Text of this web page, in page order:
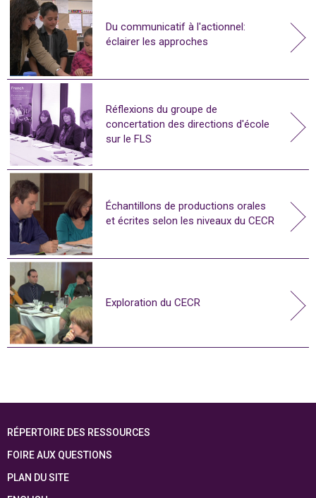
Du communicatif à l'actionnel:
éclairer les approches
Réflexions du groupe de
concertation des directions d'école
sur le FLS
Échantillons de productions orales
et écrites selon les niveaux du CECR
Exploration du CECR
RÉPERTOIRE DES RESSOURCES
FOIRE AUX QUESTIONS
PLAN DU SITE